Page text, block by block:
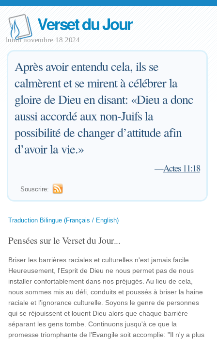
Verset du Jour
lundi novembre 18 2024
Après avoir entendu cela, ils se
calmèrent et se mirent à célébrer la
gloire de Dieu en disant: «Dieu a donc
aussi accordé aux non-Juifs la
possibilité de changer d’attitude afin
d’avoir la vie.»
—Actes 11:18
Souscrire:
Traduction Bilingue (Français / English)
Pensées sur le Verset du Jour...
Briser les barrières raciales et culturelles n'est jamais facile.
Heureusement, l'Esprit de Dieu ne nous permet pas de nous
installer confortablement dans nos préjugés. Au lieu de cela,
nous sommes mis au défi, conduits et poussés à briser la haine
raciale et l'ignorance culturelle. Soyons le genre de personnes
qui se réjouissent et louent Dieu alors que chaque barrière
séparant les gens tombe. Continuons jusqu'à ce que la
promesse triomphante de l'Evangile soit accomplie: "Il n'y a plus